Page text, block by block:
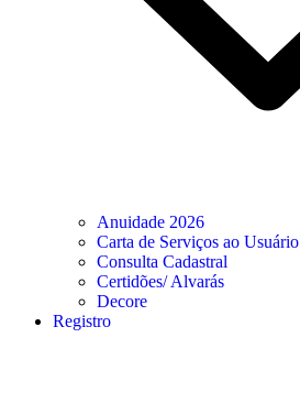
Anuidade 2026
Carta de Serviços ao Usuário
Consulta Cadastral
Certidões/ Alvarás
Decore
Registro